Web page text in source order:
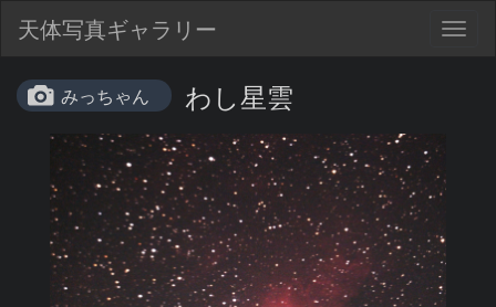
天体写真ギャラリー
みっちゃん わし星雲